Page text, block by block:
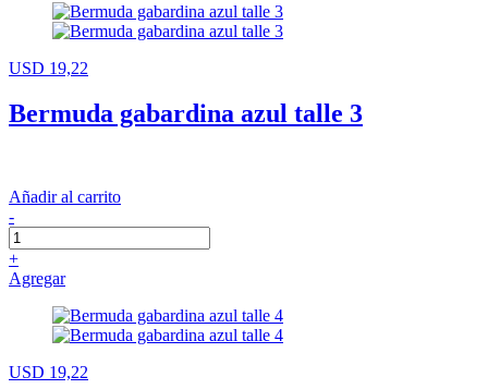
USD 19,22
Bermuda gabardina azul talle 3
Añadir al carrito
-
+
Agregar
USD 19,22